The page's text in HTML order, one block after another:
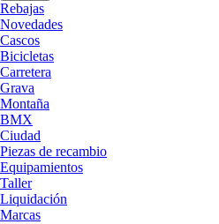
Rebajas
Novedades
Cascos
Bicicletas
Carretera
Grava
Montaña
BMX
Ciudad
Piezas de recambio
Equipamientos
Taller
Liquidación
Marcas